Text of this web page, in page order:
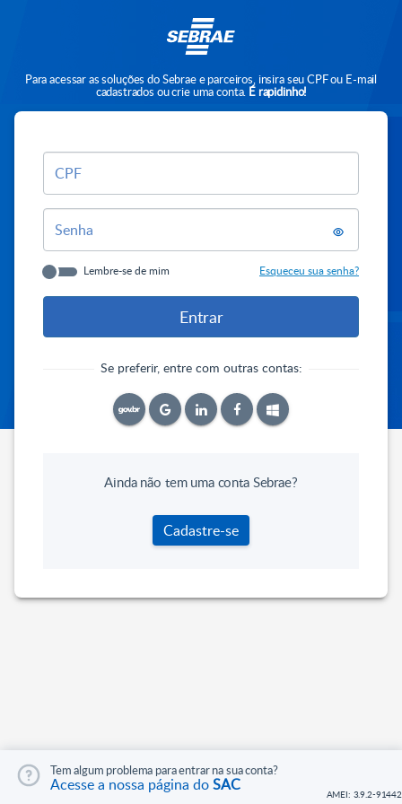
Para acessar as soluções do Sebrae e parceiros, insira seu CPF ou E-mail
cadastrados ou crie uma conta. É rapidinho!
CPF
Senha
Lembre-se de mim Esqueceu sua senha?
Se preferir, entre com outras contas:
Tem algum problema para entrar na sua conta?
Acesse a nossa página doSAC
Ainda não tem uma conta Sebrae?
Cadastre-se
AMEI: 3.9.2-91442